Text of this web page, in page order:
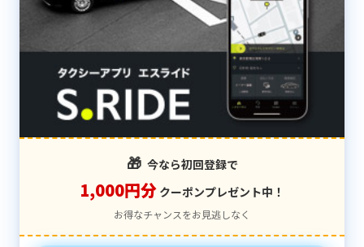
🎁 今なら初回登録で
1,000円分 クーポンプレゼント中！
お得なチャンスをお見逃しなく